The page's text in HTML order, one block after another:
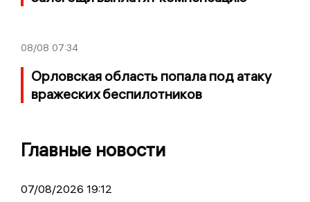
08/08 07:34
Орловская область попала под атаку
вражеских беспилотников
Главные новости
07/08/2026 19:12